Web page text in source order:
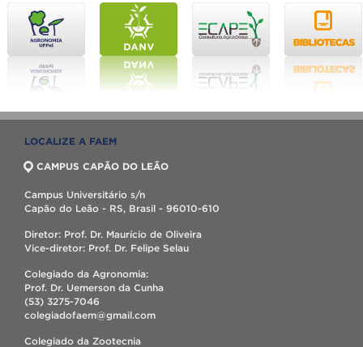
LOCALIZE A FAEM
CAMPUS CAPÃO DO LEÃO
Campus Universitário s/n
Capão do Leão - RS, Brasil - 96010-610
Diretor: Prof. Dr. Maurício de Oliveira
Vice-diretor: Prof. Dr. Felipe Selau
Colegiado da Agronomia:
Prof. Dr. Uemerson da Cunha
(53) 3275-7046
colegiadofaem@gmail.com
Colegiado da Zootecnia